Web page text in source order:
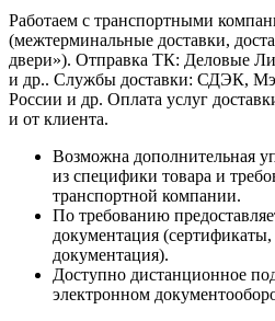
Работаем с транспортными
(межтерминальные доставки,
двери»). Отправка ТК: Деловые
и др.. Службы доставки: СДЭК,
России и др. Оплата услуг
и от клиента.
Возможна дополнительная
из специфики товара и
транспортной компании.
По требованию
документация (сертификаты,
документация).
Доступно дистанционное
электронном